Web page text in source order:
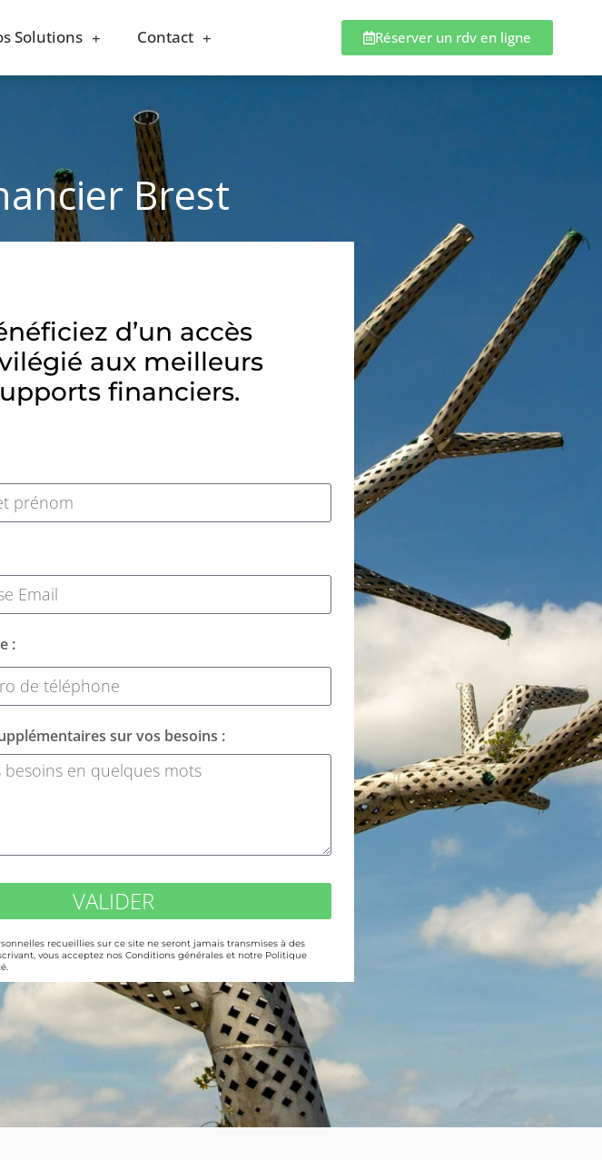
Solutions Contact Réserver un rdv en ligne
Brest
d’un accès
aux meilleurs
financiers.
:
sur vos besoins :
VALIDER
recueillies sur ce site ne seront jamais transmises à des
vous acceptez nos Conditions générales et notre Politique